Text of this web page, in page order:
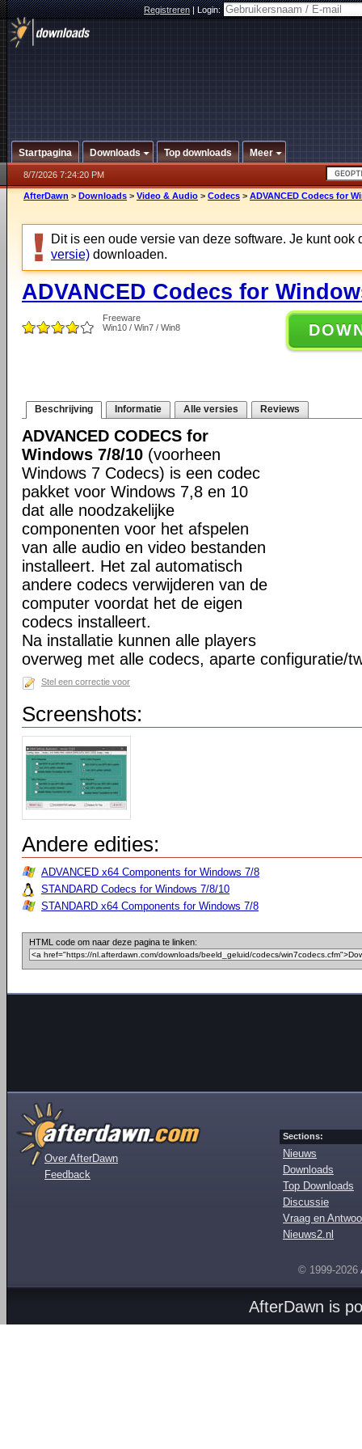
Registreren|Login:
Startpagina Downloads Top downloads Meer
8/7/2026 7:24:20 PM
AfterDawn > Downloads > Video & Audio > Codecs > ADVANCED Codecs for
Dit is een oude versie van deze software. Je kunt ook
versie) downloaden.
ADVANCED Codecs for
Freeware
Win10 / Win7 / Win8
Beschrijving Informatie Alle versies Reviews
ADVANCED CODECS for
Windows 7/8/10 (voorheen
Windows 7 Codecs) is een codec
pakket voor Windows 7,8 en 10
dat alle noodzakelijke
componenten voor het afspelen
van alle audio en video bestanden
installeert. Het zal automatisch
andere codecs verwijderen van de
computer voordat het de eigen
codecs installeert.
Na installatie kunnen alle players
overweg met alle codecs, aparte configuratie/
Stel een correctie voor
Screenshots:
Andere edities:
ADVANCED x64 Components for Windows 7/8
STANDARD Codecs for Windows 7/8/10
STANDARD x64 Components for Windows 7/8
HTML code om naar deze pagina te linken:
Over AfterDawn
Feedback
Sections:
Nieuws
Downloads
Top Downloads
Discussie
Vraag en
Nieuws2.nl
© 1999-2026
AfterDawn is